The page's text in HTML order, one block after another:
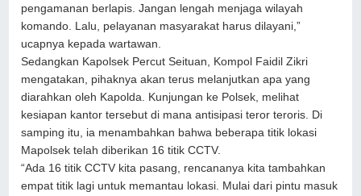
pengamanan berlapis. Jangan lengah menjaga wilayah
komando. Lalu, pelayanan masyarakat harus dilayani,”
ucapnya kepada wartawan.
Sedangkan Kapolsek Percut Seituan, Kompol Faidil Zikri
mengatakan, pihaknya akan terus melanjutkan apa yang
diarahkan oleh Kapolda. Kunjungan ke Polsek, melihat
kesiapan kantor tersebut di mana antisipasi teror teroris. Di
samping itu, ia menambahkan bahwa beberapa titik lokasi
Mapolsek telah diberikan 16 titik CCTV.
“Ada 16 titik CCTV kita pasang, rencananya kita tambahkan
empat titik lagi untuk memantau lokasi. Mulai dari pintu masuk